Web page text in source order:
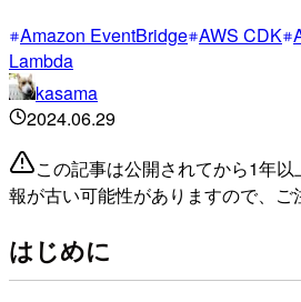
Amazon EventBridge AWS CDK
Lambda
kasama
2024.06.29
この記事は公開されてから1年
報が古い可能性がありますので、ご
はじめに